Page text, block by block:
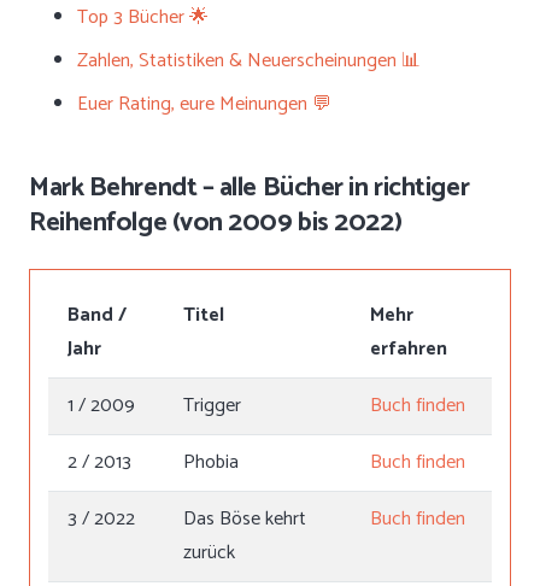
Top 3 Bücher 🌟
Zahlen, Statistiken & Neuerscheinungen 📊
Euer Rating, eure Meinungen 💬
Mark Behrendt – alle Bücher in richtiger
Reihenfolge (von 2009 bis 2022)
Band /
Jahr
Titel
Mehr
erfahren
1 / 2009
Trigger
Buch finden
2 / 2013
Phobia
Buch finden
3 / 2022
Das Böse kehrt
zurück
Buch finden